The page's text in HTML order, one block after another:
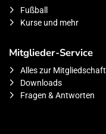
Fußball
Kurse und mehr
Mitglieder-Service
Alles zur Mitgliedschaft
Downloads
Fragen & Antworten